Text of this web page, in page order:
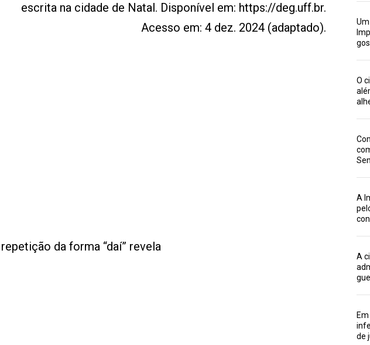
escrita na cidade de Natal. Disponível em: https://deg.uff.br.
Acesso em: 4 dez. 2024 (adaptado).
da forma “daí” revela
O
A
A
de